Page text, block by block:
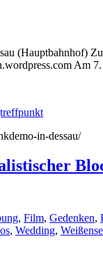
Am
in-dessau/
, Film, Gedenken,
, Wedding,